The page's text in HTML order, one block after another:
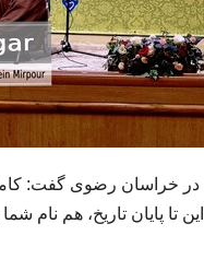
تا پایان تاریخ، هم